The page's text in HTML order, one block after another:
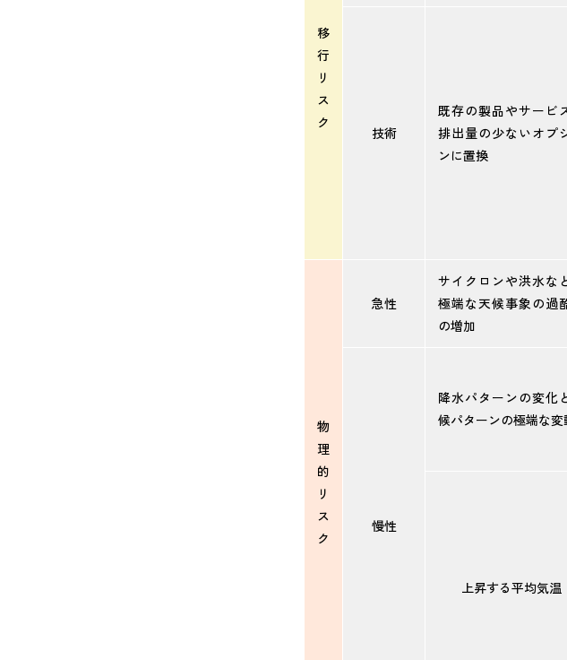
移
行
リ
ス
ク
技術
既存の製品やサービ
排出量の少ないオプ
ンに置換
物
理
的
リ
ス
ク
急性
サイクロンや洪水な
極端な天候事象の過
の増加
慢性
降水パターンの変化
候パターンの極端な変
上昇する平均気温